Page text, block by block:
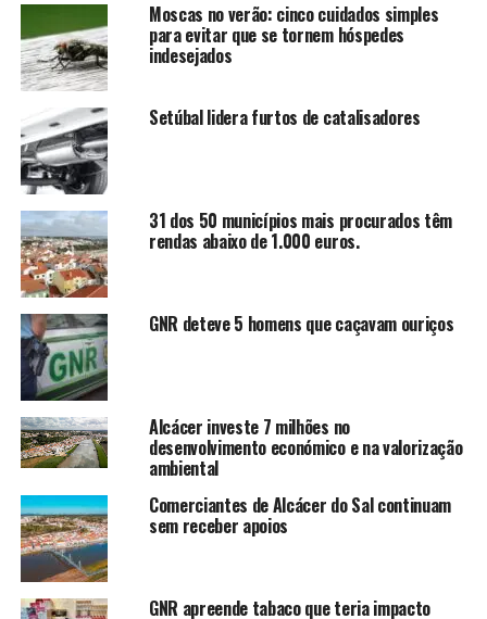
Moscas no verão: cinco cuidados simples
para evitar que se tornem hóspedes
indesejados
Setúbal lidera furtos de catalisadores
31 dos 50 municípios mais procurados têm
rendas abaixo de 1.000 euros.
GNR deteve 5 homens que caçavam ouriços
Alcácer investe 7 milhões no
desenvolvimento económico e na valorização
ambiental
Comerciantes de Alcácer do Sal continuam
sem receber apoios
GNR apreende tabaco que teria impacto